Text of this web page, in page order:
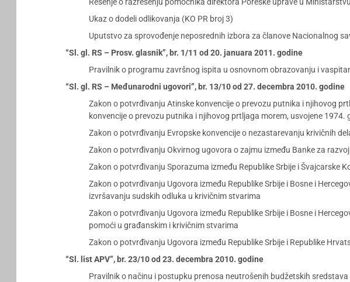
Ukaz o dodeli odlikovanja (KO PR broj 3)
Uputstvo za sprovođenje neposrednih izbora za članove Nacionalnog
“Sl. gl. RS – Prosv. glasnik”, br. 1/11 od 20. januara 2011. godine
Pravilnik o programu završnog ispita u osnovnom obrazovanju i
“Sl. gl. RS – Međunarodni ugovori”, br. 13/10 od 27. decembra 2010. godine
Zakon o potvrđivanju Atinske konvencije o prevozu putnika i njihovog
konvencije o prevozu putnika i njihovog prtljaga morem, usvojene 1974.
Zakon o potvrđivanju Evropske konvencije o nezastarevanju krivičnih
Zakon o potvrđivanju Okvirnog ugovora o zajmu između Banke za
Zakon o potvrđivanju Sporazuma između Republike Srbije i Švajcarske
Zakon o potvrđivanju Ugovora između Republike Srbije i Bosne i
izvršavanju sudskih odluka u krivičnim stvarima
Zakon o potvrđivanju Ugovora između Republike Srbije i Bosne i
pomoći u građanskim i krivičnim stvarima
Zakon o potvrđivanju Ugovora između Republike Srbije i Republike
“Sl. list APV”, br. 23/10 od 23. decembra 2010. godine
Pravilnik o načinu i postupku prenosa neutrošenih budžetskih